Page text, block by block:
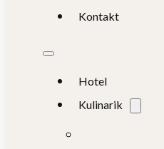
Kontakt
Hotel
Kulinarik